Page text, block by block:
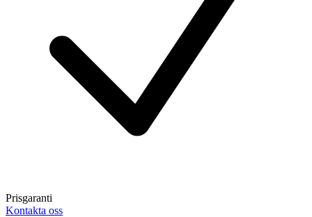
Prisgaranti
Kontakta oss